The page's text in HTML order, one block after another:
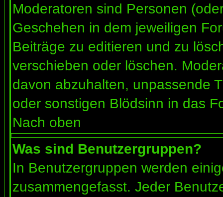
Moderatoren sind Personen
Geschehen in dem jeweiligen
Beiträge zu editieren und zu
verschieben oder löschen.
davon abzuhalten, unpassende
oder sonstigen Blödsinn in das
Nach oben
Was sind Benutzergruppen?
In Benutzergruppen werden
zusammengefasst. Jeder